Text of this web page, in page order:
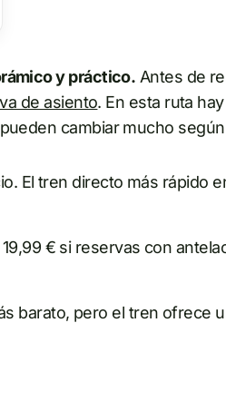
y práctico. Antes de
de asiento. En esta ruta
cambiar mucho
El tren directo más rápido
€ si reservas con
barato, pero el tren ofrece